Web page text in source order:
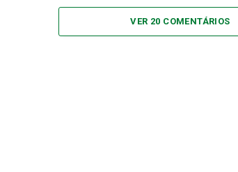
VER 20 COMENTÁRIOS